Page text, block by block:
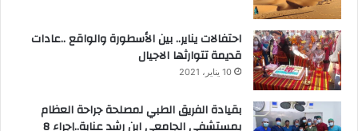
احتفالات يناير.. بين الأسطورة والواقع ..عادات
قديمة تتوارثها الاجيال
10 يناير، 2021
بقيادة الفريق الطبي لمصلحة جراحة العظام